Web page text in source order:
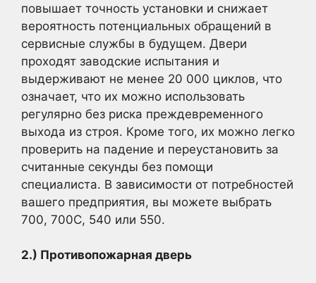
повышает точность установки и снижает
вероятность потенциальных обращений в
сервисные службы в будущем. Двери
проходят заводские испытания и
выдерживают не менее 20 000 циклов, что
означает, что их можно использовать
регулярно без риска преждевременного
выхода из строя. Кроме того, их можно легко
проверить на падение и переустановить за
считанные секунды без помощи
специалиста. В зависимости от потребностей
вашего предприятия, вы можете выбрать
700, 700C, 540 или 550.
2.) Противопожарная дверь